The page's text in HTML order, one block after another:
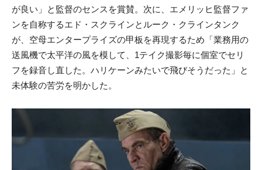
が良い」と監督のセンスを賞賛。次に、エメリッヒ監督ファ
ンを自称するエド・スクラインとルーク・クラインタンク
が、空母エンタープライズの甲板を再現するため「業務用の
送風機で太平洋の風を模して、1テイク撮影毎に個室でセリ
フを録音し直した。ハリケーンみたいで飛びそうだった」と
未体験の苦労を明かした。